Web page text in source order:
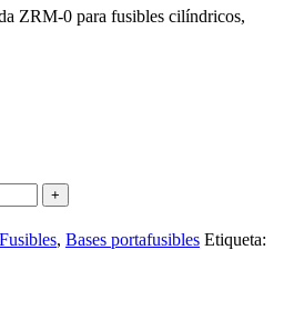
ZRM-0 para fusibles cilíndricos,
Fusibles, Bases portafusibles Etiqueta: